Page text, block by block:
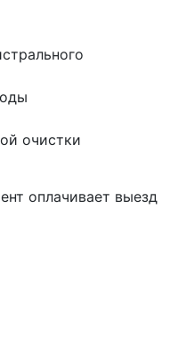
очистки
оплачивает выезд